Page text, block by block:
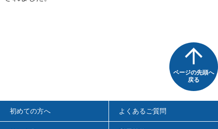
ページの先頭へ
戻る
初めての方へ よくあるご質問